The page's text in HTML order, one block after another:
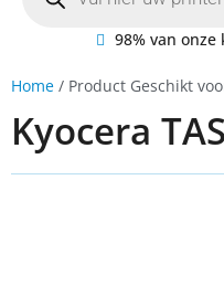
98% van
Home / Product Geschikt
Kyocera